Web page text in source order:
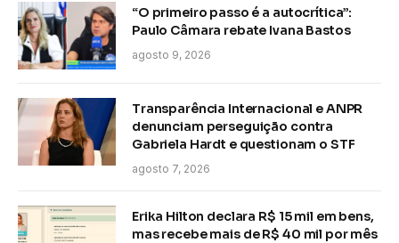
“O primeiro passo é a autocrítica”:
Paulo Câmara rebate Ivana Bastos
agosto 9, 2026
Transparência Internacional e ANPR
denunciam perseguição contra
Gabriela Hardt e questionam o STF
agosto 7, 2026
Erika Hilton declara R$ 15 mil em bens,
mas recebe mais de R$ 40 mil por mês